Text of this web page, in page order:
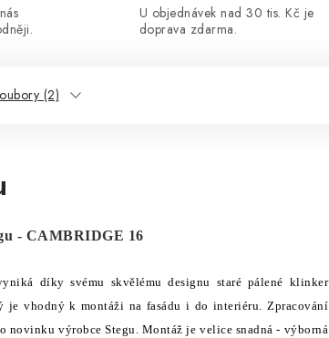
U objednávek nad 30 tis. Kč je
doprava zdarma.
(2)
- CAMBRIDGE 16
díky svému skvělému designu staré pálené klinker
je vhodný k montáži na fasádu i do interiéru. Zpracování
novinku výrobce Stegu. Montáž je velice snadná - výborná